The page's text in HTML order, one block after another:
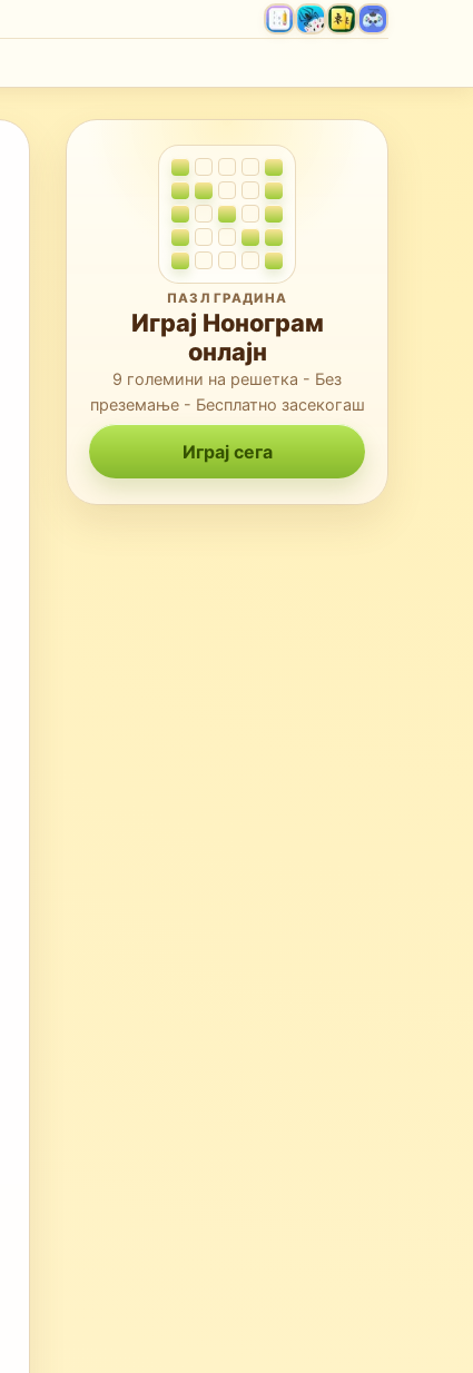
ПАЗЛ ГРАДИНА
Играј Нонограм
онлајн
9 големини на решетка - Без
преземање - Бесплатно засекогаш
Играј сега